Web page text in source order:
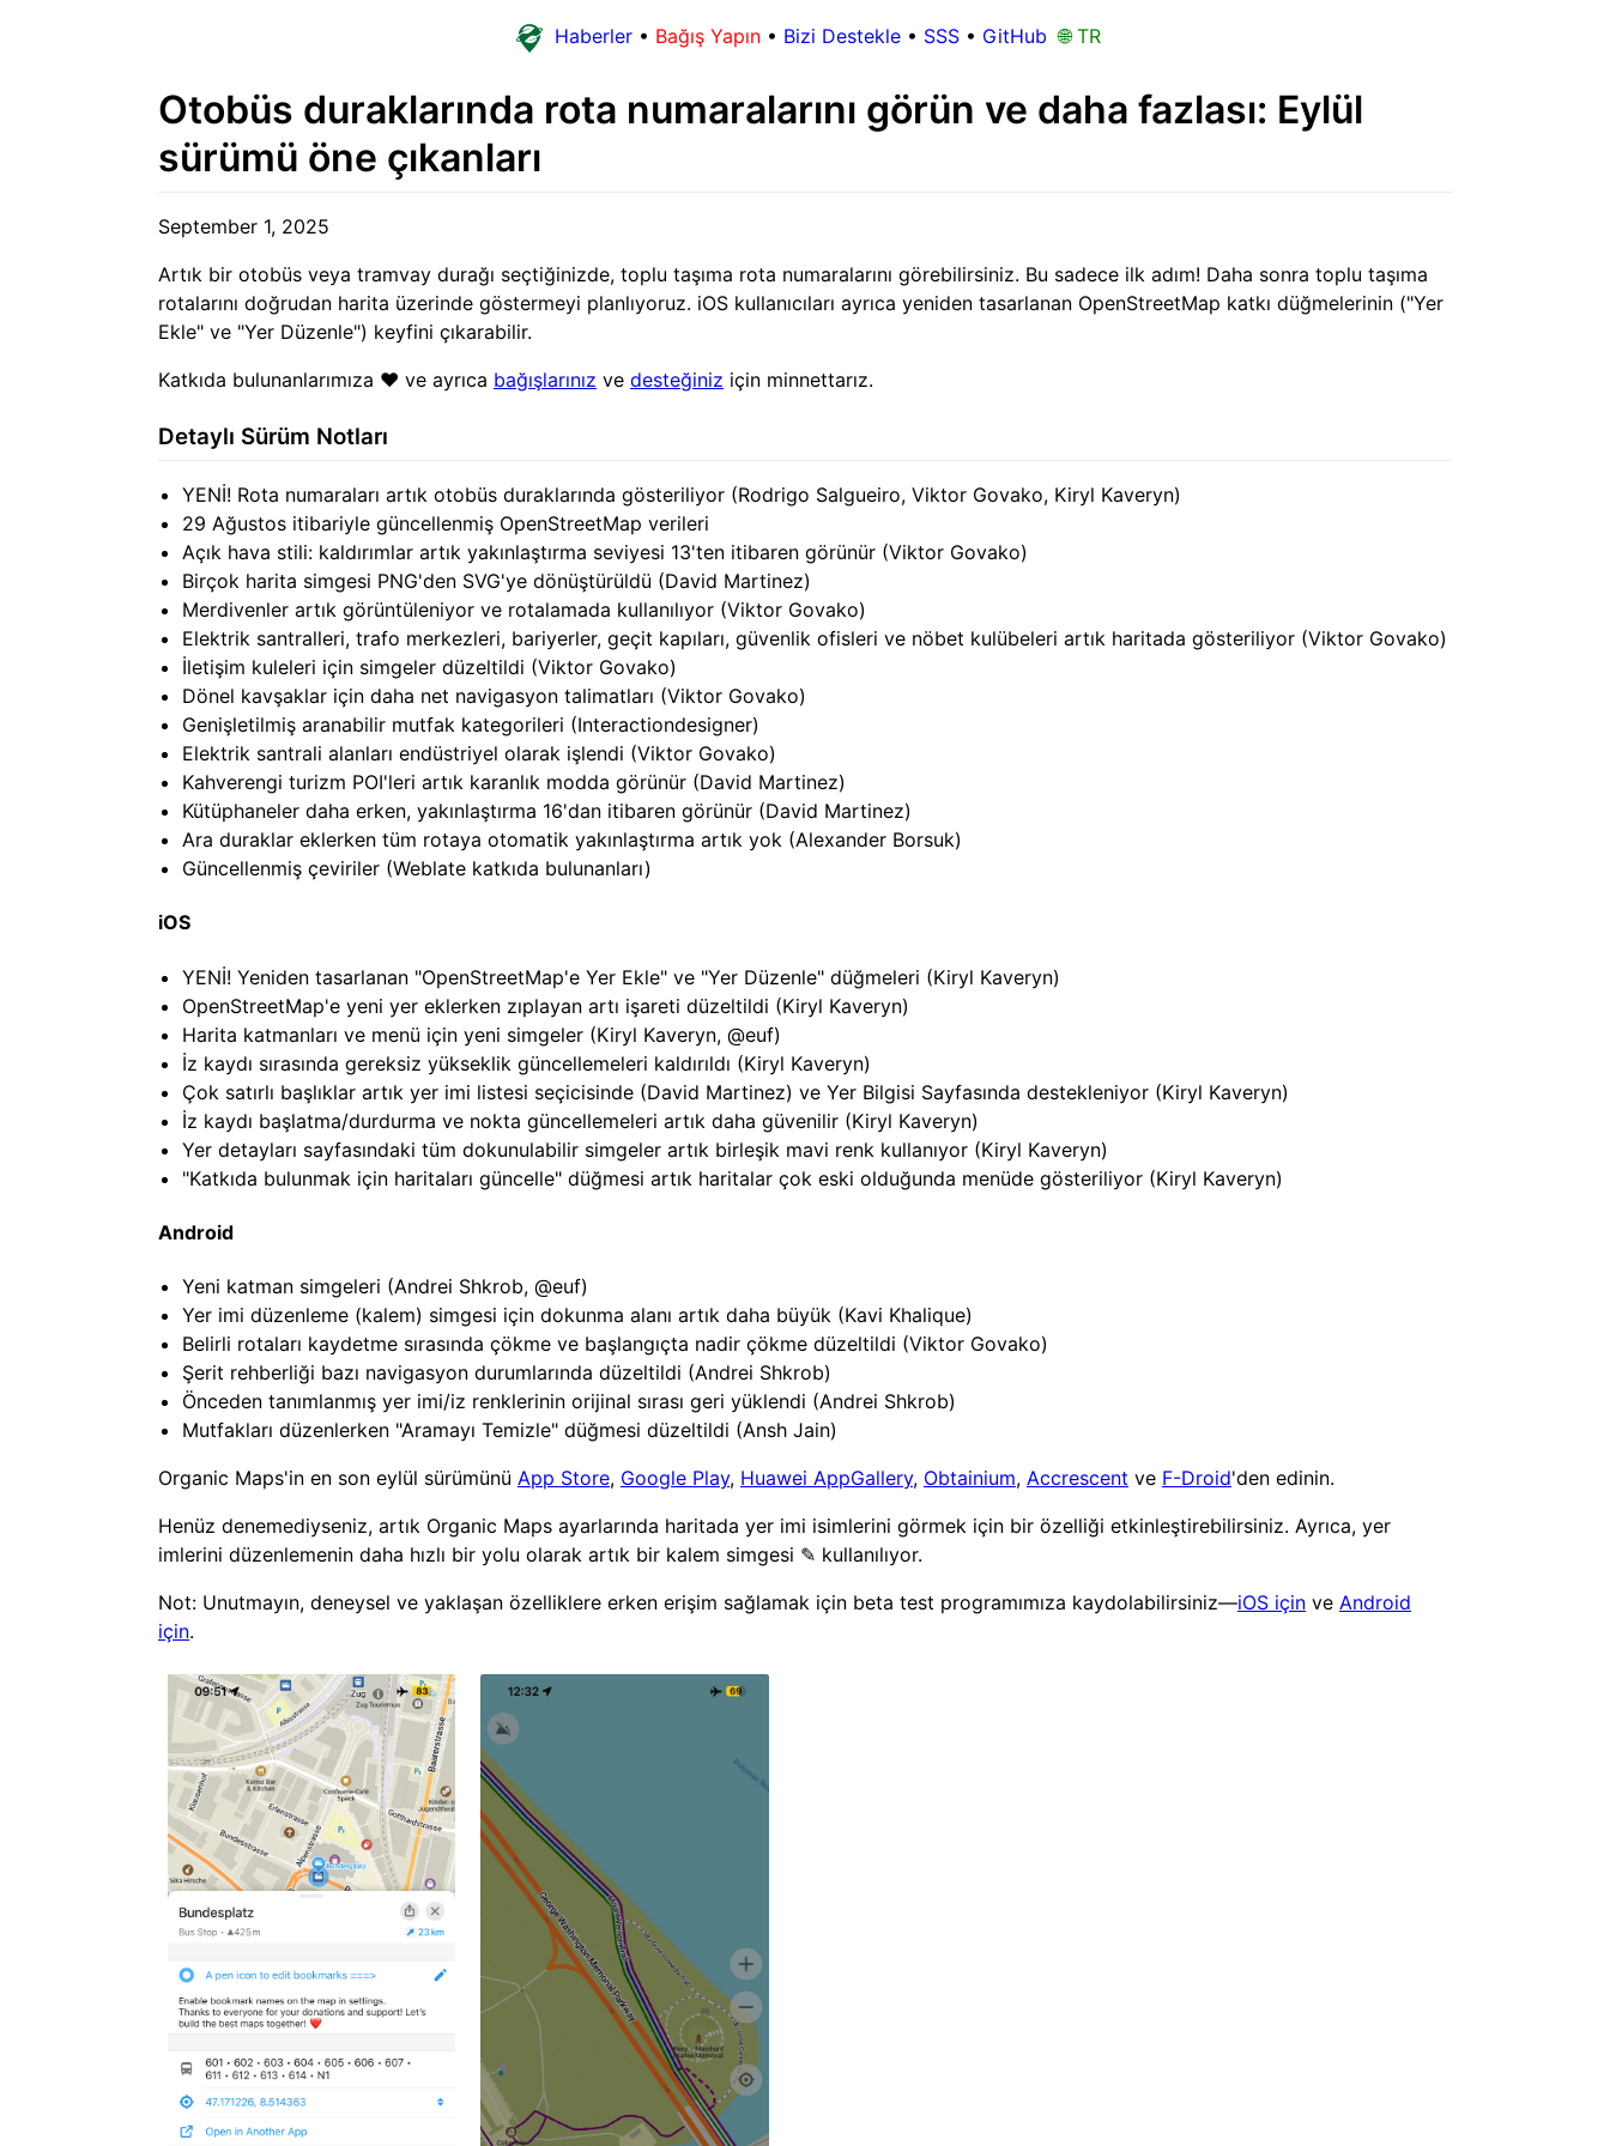
Haberler • Bağış Yapın • Bizi Destekle • SSS • GitHub 🌐 TR
Otobüs duraklarında rota numaralarını görün ve daha fazlası: Eylül
sürümü öne çıkanları
September 1, 2025
Artık bir otobüs veya tramvay durağı seçtiğinizde, toplu taşıma rota numaralarını görebilirsiniz. Bu sadece ilk adım! Daha sonra toplu taşıma
rotalarını doğrudan harita üzerinde göstermeyi planlıyoruz. iOS kullanıcıları ayrıca yeniden tasarlanan OpenStreetMap katkı düğmelerinin ("Yer
Ekle" ve "Yer Düzenle") keyfini çıkarabilir.
Katkıda bulunanlarımıza ❤️ ve ayrıca bağışlarınız ve desteğiniz için minnettarız.
Detaylı Sürüm Notları
YENİ! Rota numaraları artık otobüs duraklarında gösteriliyor (Rodrigo Salgueiro, Viktor Govako, Kiryl Kaveryn)
29 Ağustos itibariyle güncellenmiş OpenStreetMap verileri
Açık hava stili: kaldırımlar artık yakınlaştırma seviyesi 13'ten itibaren görünür (Viktor Govako)
Birçok harita simgesi PNG'den SVG'ye dönüştürüldü (David Martinez)
Merdivenler artık görüntüleniyor ve rotalamada kullanılıyor (Viktor Govako)
Elektrik santralleri, trafo merkezleri, bariyerler, geçit kapıları, güvenlik ofisleri ve nöbet kulübeleri artık haritada gösteriliyor (Viktor Govako)
İletişim kuleleri için simgeler düzeltildi (Viktor Govako)
Dönel kavşaklar için daha net navigasyon talimatları (Viktor Govako)
Genişletilmiş aranabilir mutfak kategorileri (Interactiondesigner)
Elektrik santrali alanları endüstriyel olarak işlendi (Viktor Govako)
Kahverengi turizm POI'leri artık karanlık modda görünür (David Martinez)
Kütüphaneler daha erken, yakınlaştırma 16'dan itibaren görünür (David Martinez)
Ara duraklar eklerken tüm rotaya otomatik yakınlaştırma artık yok (Alexander Borsuk)
Güncellenmiş çeviriler (Weblate katkıda bulunanları)
iOS
YENİ! Yeniden tasarlanan "OpenStreetMap'e Yer Ekle" ve "Yer Düzenle" düğmeleri (Kiryl Kaveryn)
OpenStreetMap'e yeni yer eklerken zıplayan artı işareti düzeltildi (Kiryl Kaveryn)
Harita katmanları ve menü için yeni simgeler (Kiryl Kaveryn, @euf)
İz kaydı sırasında gereksiz yükseklik güncellemeleri kaldırıldı (Kiryl Kaveryn)
Çok satırlı başlıklar artık yer imi listesi seçicisinde (David Martinez) ve Yer Bilgisi Sayfasında destekleniyor (Kiryl Kaveryn)
İz kaydı başlatma/durdurma ve nokta güncellemeleri artık daha güvenilir (Kiryl Kaveryn)
Yer detayları sayfasındaki tüm dokunulabilir simgeler artık birleşik mavi renk kullanıyor (Kiryl Kaveryn)
"Katkıda bulunmak için haritaları güncelle" düğmesi artık haritalar çok eski olduğunda menüde gösteriliyor (Kiryl Kaveryn)
Android
Yeni katman simgeleri (Andrei Shkrob, @euf)
Yer imi düzenleme (kalem) simgesi için dokunma alanı artık daha büyük (Kavi Khalique)
Belirli rotaları kaydetme sırasında çökme ve başlangıçta nadir çökme düzeltildi (Viktor Govako)
Şerit rehberliği bazı navigasyon durumlarında düzeltildi (Andrei Shkrob)
Önceden tanımlanmış yer imi/iz renklerinin orijinal sırası geri yüklendi (Andrei Shkrob)
Mutfakları düzenlerken "Aramayı Temizle" düğmesi düzeltildi (Ansh Jain)
Organic Maps'in en son eylül sürümünü App Store, Google Play, Huawei AppGallery, Obtainium, Accrescent ve F-Droid'den edinin.
Henüz denemediyseniz, artık Organic Maps ayarlarında haritada yer imi isimlerini görmek için bir özelliği etkinleştirebilirsiniz. Ayrıca, yer
imlerini düzenlemenin daha hızlı bir yolu olarak artık bir kalem simgesi ✎ kullanılıyor.
Not: Unutmayın, deneysel ve yaklaşan özelliklere erken erişim sağlamak için beta test programımıza kaydolabilirsiniz—iOS için ve Android
için.